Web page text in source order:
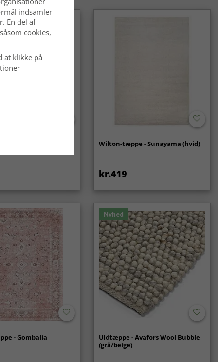
Wilton-tæppe - Sunayama (hvid)
kr.419
- Gombalia
Nyhed
Uldtæppe - Avafors Wool Bubble
(grå/beige)
indsamler
En del af
cookies,
at klikke på